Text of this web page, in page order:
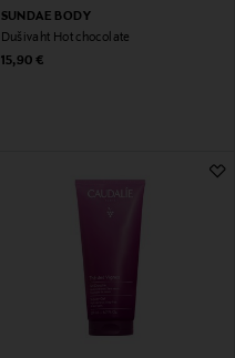
SUNDAE BODY
Dušivaht Hot chocolate
Original Price
15,90 €